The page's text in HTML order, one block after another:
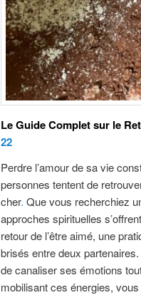
Le Guide Complet sur le
22
Perdre l’amour de sa vie
personnes tentent de
cher. Que vous recherchiez
approches spirituelles
retour de l’être aimé, une
brisés entre deux
de canaliser ses émotions
mobilisant ces énergies,